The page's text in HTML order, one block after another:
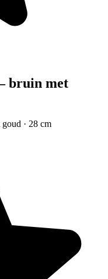
bruin met
· 28 cm